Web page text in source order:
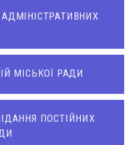
МІСЬКОЇ РАДИ
ПОСТІЙНИХ